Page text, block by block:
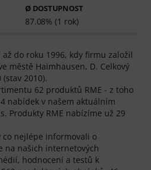
Ø DOSTUPNOST
87.08% (1 rok)
až do roku 1996, kdy firmu založil
městě Haimhausen, D. Celkový
2010).
62 produktů RME - z toho
nabídek v našem aktuálním
Produkty RME nabízíme už 29
co nejlépe informovali o
na našich internetových
hodnocení a testů k